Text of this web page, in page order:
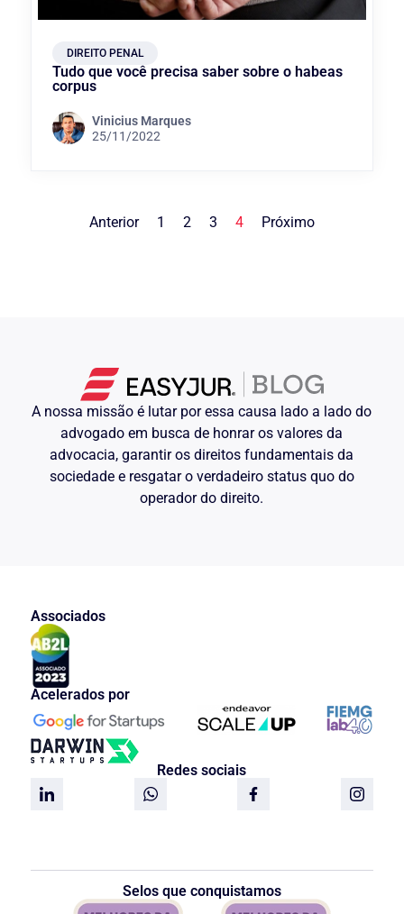
DIREITO PENAL
Tudo que você precisa saber sobre o habeas
corpus
Vinicius Marques
25/11/2022
Anterior 1 2 3 4 Próximo
A nossa missão é lutar por essa causa lado a lado do
advogado em busca de honrar os valores da
advocacia, garantir os direitos fundamentais da
sociedade e resgatar o verdadeiro status quo do
operador do direito.
Associados
Acelerados por
Redes sociais
Selos que conquistamos